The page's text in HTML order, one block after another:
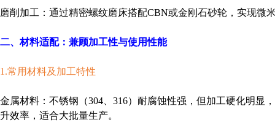
磨削加工：通过精密螺纹磨床搭配CBN或金刚石砂轮，实现微
二、材料适配：兼顾加工性与使用性能
1.常用材料及加工特性
金属材料：不锈钢（304、316）耐腐蚀性强，但加工硬化明
升效率，适合大批量生产。